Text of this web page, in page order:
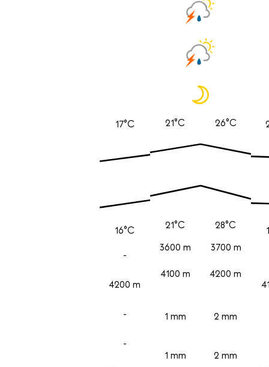
17°C
16°C
-
4200 m
-
-
21°C
21°C
3600 m
4100 m
1 mm
1 mm
26°C
28°C
3700 m
4200 m
2 mm
2 mm